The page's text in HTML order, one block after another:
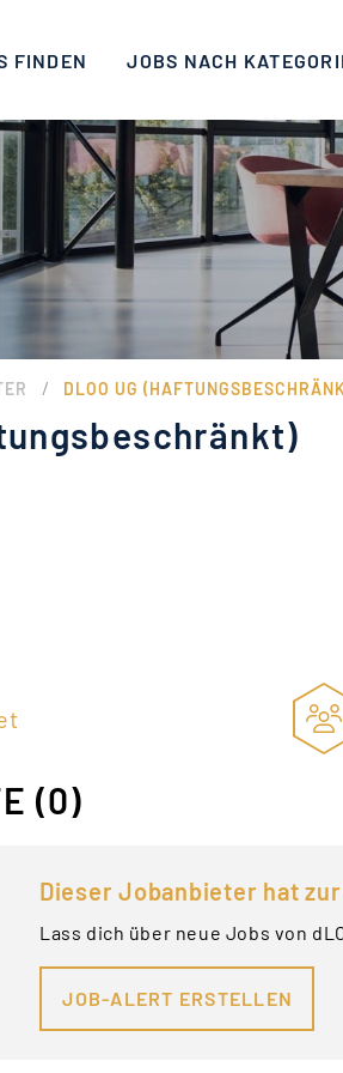
FINDEN JOBS NACH
/ DLOO UG
(0)
Dieser Jobanbieter hat
Lass dich über neue Jobs von
JOB-ALERT ERSTELLEN